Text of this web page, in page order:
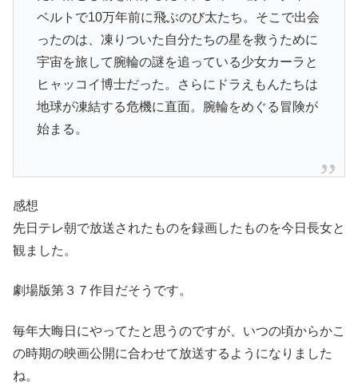
ベルトで10万年前に飛ぶのび太たち。そこで出会
ったのは、凍りついた自分たちの星を救うために
宇宙を旅して腕輪の謎を追っている少女カーラと
ヒャッコイ博士だった。さらにドラえもんたちは
地球が凍結する危機に直面。腕輪をめぐる冒険が
始まる。
感想
先日テレ朝で放送されたものを録画したものを今日長女と
観ました。
劇場版第３７作目だそうです。
毎年大晦日にやってたと思うのですが、いつの頃からかこ
の時期の映画公開に合わせて放送するようになりました
ね。